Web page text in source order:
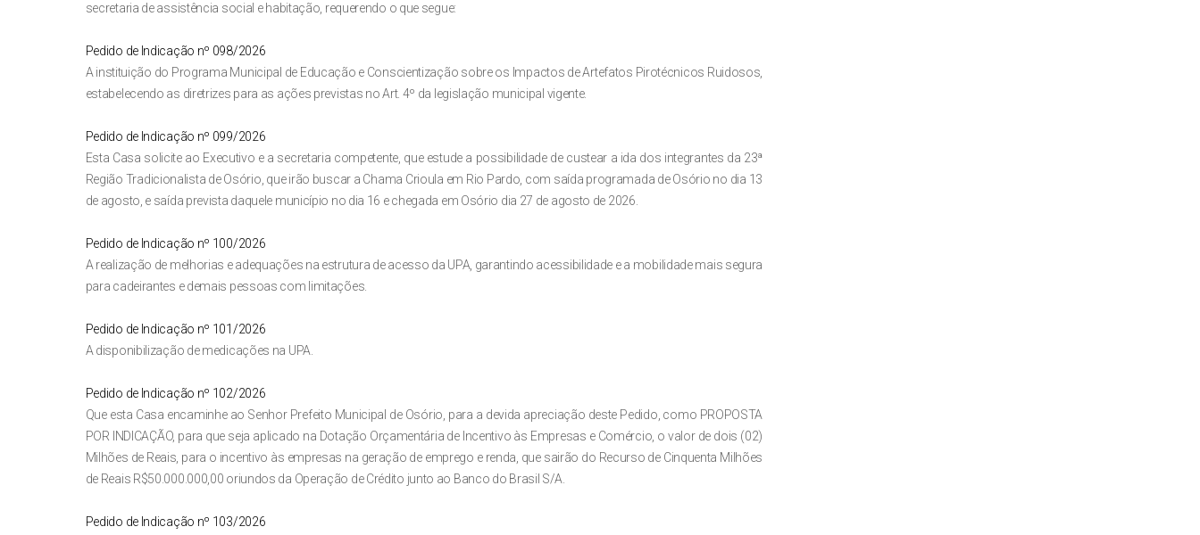
secretaria de assistência social e habitação, requerendo o que segue:
Pedido de Indicação nº 098/2026
A instituição do Programa Municipal de Educação e Conscientização sobre os Impactos de Artefatos Pirotécnicos Ruidosos,
estabelecendo as diretrizes para as ações previstas no Art. 4º da legislação municipal vigente.
Pedido de Indicação nº 099/2026
Esta Casa solicite ao Executivo e a secretaria competente, que estude a possibilidade de custear a ida dos integrantes da 23ª
Região Tradicionalista de Osório, que irão buscar a Chama Crioula em Rio Pardo, com saída programada de Osório no dia 13
de agosto, e saída prevista daquele município no dia 16 e chegada em Osório dia 27 de agosto de 2026.
Pedido de Indicação nº 100/2026
A realização de melhorias e adequações na estrutura de acesso da UPA, garantindo acessibilidade e a mobilidade mais segura
para cadeirantes e demais pessoas com limitações.
Pedido de Indicação nº 101/2026
A disponibilização de medicações na UPA.
Pedido de Indicação nº 102/2026
Que esta Casa encaminhe ao Senhor Prefeito Municipal de Osório, para a devida apreciação deste Pedido, como PROPOSTA
POR INDICAÇÃO, para que seja aplicado na Dotação Orçamentária de Incentivo às Empresas e Comércio, o valor de dois (02)
Milhões de Reais, para o incentivo às empresas na geração de emprego e renda, que sairão do Recurso de Cinquenta Milhões
de Reais R$50.000.000,00 oriundos da Operação de Crédito junto ao Banco do Brasil S/A.
Pedido de Indicação nº 103/2026